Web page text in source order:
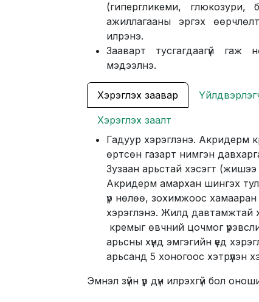
(гипергликеми, глюкозури,
ажиллагааны эргэх
илрэнэ.
Зааварт тусгагдаагүй
мэдээлнэ.
Хэрэглэх заавар
Хэрэглэх заалт
Гадуур хэрэглэнэ. Акридерм
өртсөн газарт нимгэн давхарга
Зузаан арьстай хэсэгт
Акридерм амархан шингэх тул
үр нөлөө, зохимжоос хамааран
хэрэглэнэ. Жилд давтамжтай
кремыг өвчний цочмог
арьсны хүнд эмгэгийн үед
арьсанд 5 хоногоос хэтрүүлэн
Эмнэл зүйн үр дүн илрэхгүй бол